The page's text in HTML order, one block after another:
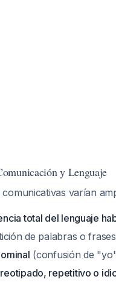
y Lenguaje
varían
total del lenguaje
de palabras o
(confusión de
repetitivo o